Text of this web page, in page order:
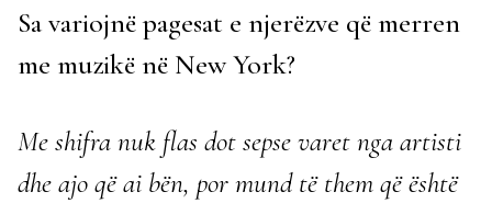
Sa variojnë pagesat e njerëzve që merren
me muzikë në New York?
Me shifra nuk flas dot sepse varet nga artisti
dhe ajo që ai bën, por mund të them që është